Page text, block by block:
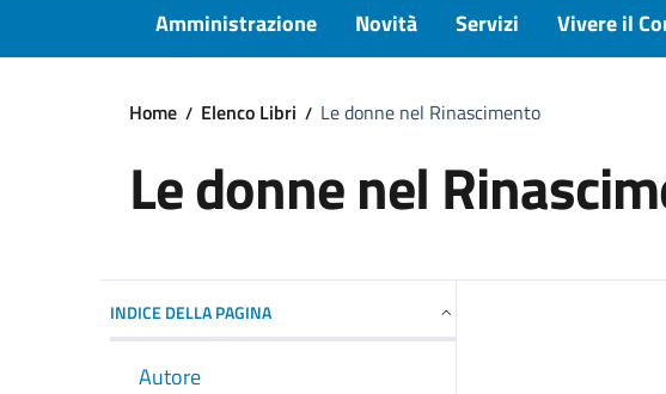
Amministrazione Novità Servizi Vivere il
Home Elenco Libri Le donne nel Rinascimento
Le donne nel
INDICE DELLA PAGINA
Autore